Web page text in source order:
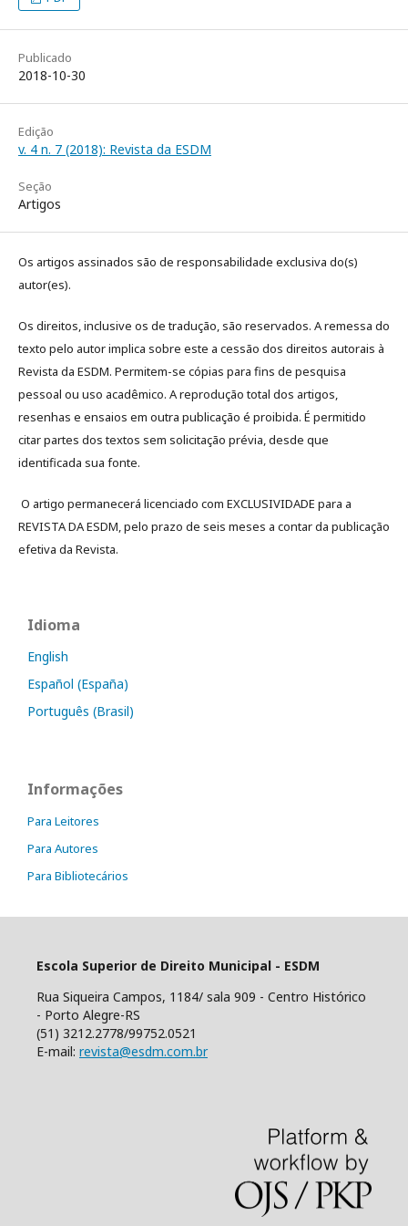
Publicado
2018-10-30
Edição
v. 4 n. 7 (2018): Revista da ESDM
Seção
Artigos
Os artigos assinados são de responsabilidade exclusiva do(s)
autor(es).
Os direitos, inclusive os de tradução, são reservados. A remessa do
texto pelo autor implica sobre este a cessão dos direitos autorais à
Revista da ESDM. Permitem-se cópias para fins de pesquisa
pessoal ou uso acadêmico. A reprodução total dos artigos,
resenhas e ensaios em outra publicação é proibida. É permitido
citar partes dos textos sem solicitação prévia, desde que
identificada sua fonte.
O artigo permanecerá licenciado com EXCLUSIVIDADE para a
REVISTA DA ESDM, pelo prazo de seis meses a contar da publicação
efetiva da Revista.
Idioma
English
Español (España)
Português (Brasil)
Informações
Para Leitores
Para Autores
Para Bibliotecários
Escola Superior de Direito Municipal - ESDM
Rua Siqueira Campos, 1184/ sala 909 - Centro Histórico
- Porto Alegre-RS
(51) 3212.2778/99752.0521
E-mail: revista@esdm.com.br